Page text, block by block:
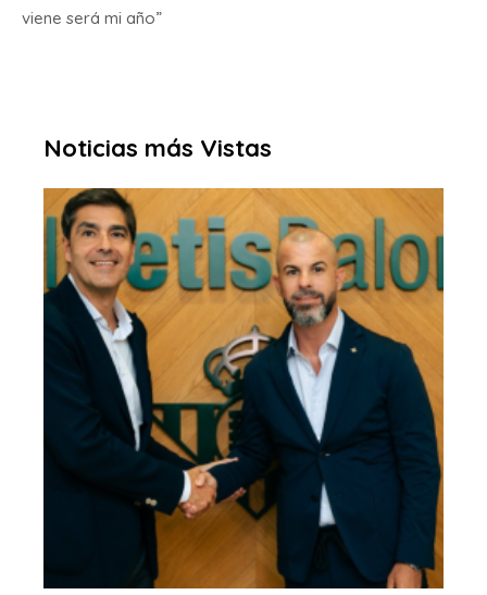
viene será mi año”
Noticias más Vistas